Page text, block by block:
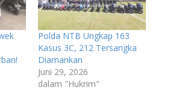
Polda NTB Ungkap 163
Kasus 3C, 212 Tersangka
Diamankan
Juni 29, 2026
dalam "Hukrim"